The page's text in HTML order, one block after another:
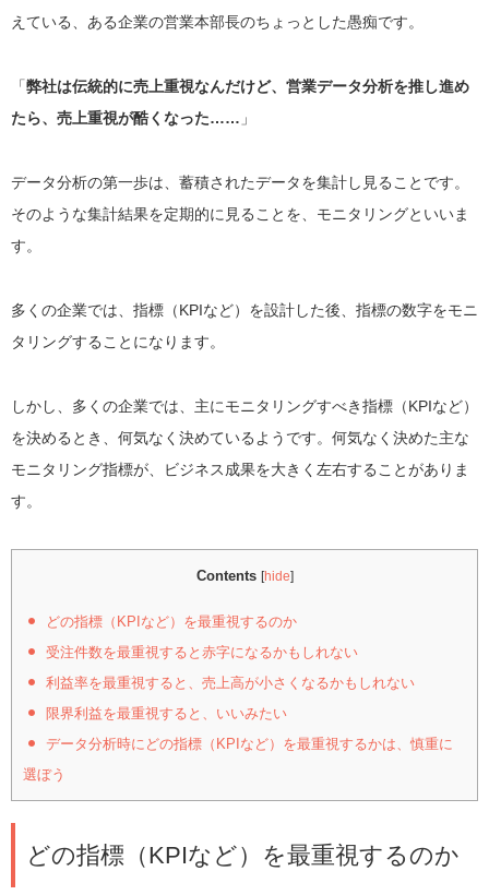
えている、ある企業の営業本部長のちょっとした愚痴です。
「弊社は伝統的に売上重視なんだけど、営業データ分析を推し進め
たら、売上重視が酷くなった…… 」
データ分析の第一歩は、蓄積されたデータを集計し見ることです。
そのような集計結果を定期的に見ることを、モニタリングといいま
す。
多くの企業では、指標（KPIなど）を設計した後、指標の数字をモニ
タリングすることになります。
しかし、多くの企業では、主にモニタリングすべき指標（KPIなど）
を決めるとき、何気なく決めているようです。何気なく決めた主な
モニタリング指標が、ビジネス成果を大きく左右することがありま
す。
Contents [hide]
どの指標（KPIなど）を最重視するのか
受注件数を最重視すると赤字になるかもしれない
利益率を最重視すると、売上高が小さくなるかもしれない
限界利益を最重視すると、いいみたい
データ分析時にどの指標（KPIなど）を最重視するかは、慎重に
選ぼう
どの指標（KPIなど）を最重視するのか